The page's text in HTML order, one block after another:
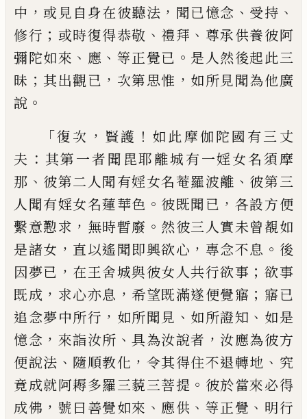
中 ， 或 見自身在彼聽法 ， 聞已憶念 、 受持 、
修行 ； 或時復得恭敬 、 禮拜 、 尊承供養彼阿
彌陀如來 、 應 、 等正覺已 。 是人然後起此三
昧 ； 其出觀已 ， 次第思惟 ， 如所見聞為他廣
說 。
「復次 ， 賢護 ！ 如此摩伽陀國有三丈
夫 ： 其第一者聞毘耶離城有一婬女名須摩
那 、 彼第二人聞有婬女名菴羅波離 、 彼第三
人聞有婬女名蓮華色 。 彼既聞已 ， 各設方便
繫意懃求 ， 無時暫廢 。 然彼三人實未曾覩如
是諸女 ， 直以遙聞即興欲心 ， 專念不息 。 後
因夢已 ， 在王舍城與彼女人共行欲事 ； 欲事
既成 ， 求心亦息 ， 希望既滿遂便覺寤 ； 寤已
追念夢中所行 ， 如所聞見 、 如所證知 、 如是
憶念 ， 來詣汝所 、具為汝說者 ， 汝應為彼方
便說法 、 隨順教化 ， 令其得住不退轉地 、 究
竟成就阿耨多羅三藐三菩提 。 彼於當來必得
成佛 ， 號曰善覺如來 、 應供 、 等正覺 、 明行